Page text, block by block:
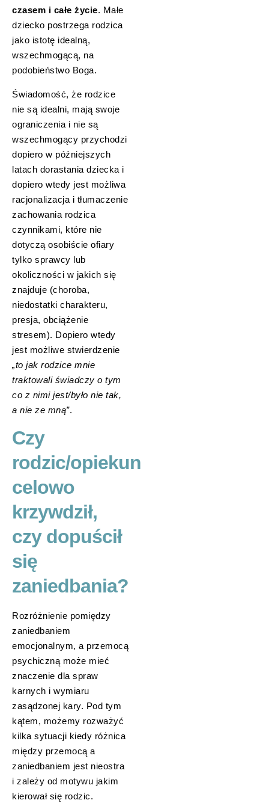
czasem i całe życie. Małe
dziecko postrzega rodzica
jako istotę idealną,
wszechmogącą, na
podobieństwo Boga.
Świadomość, że rodzice
nie są idealni, mają swoje
ograniczenia i nie są
wszechmogący przychodzi
dopiero w późniejszych
latach dorastania dziecka i
dopiero wtedy jest możliwa
racjonalizacja i tłumaczenie
zachowania rodzica
czynnikami, które nie
dotyczą osobiście ofiary
tylko sprawcy lub
okoliczności w jakich się
znajduje (choroba,
niedostatki charakteru,
presja, obciążenie
stresem). Dopiero wtedy
jest możliwe stwierdzenie
„to jak rodzice mnie
traktowali świadczy o tym
co z nimi jest/było nie tak,
a nie ze mną”.
Czy
rodzic/opiekun
celowo
krzywdził,
czy dopuścił
się
zaniedbania?
Rozróżnienie pomiędzy
zaniedbaniem
emocjonalnym, a przemocą
psychiczną może mieć
znaczenie dla spraw
karnych i wymiaru
zasądzonej kary. Pod tym
kątem, możemy rozważyć
kilka sytuacji kiedy różnica
między przemocą a
zaniedbaniem jest nieostra
i zależy od motywu jakim
kierował się rodzic.